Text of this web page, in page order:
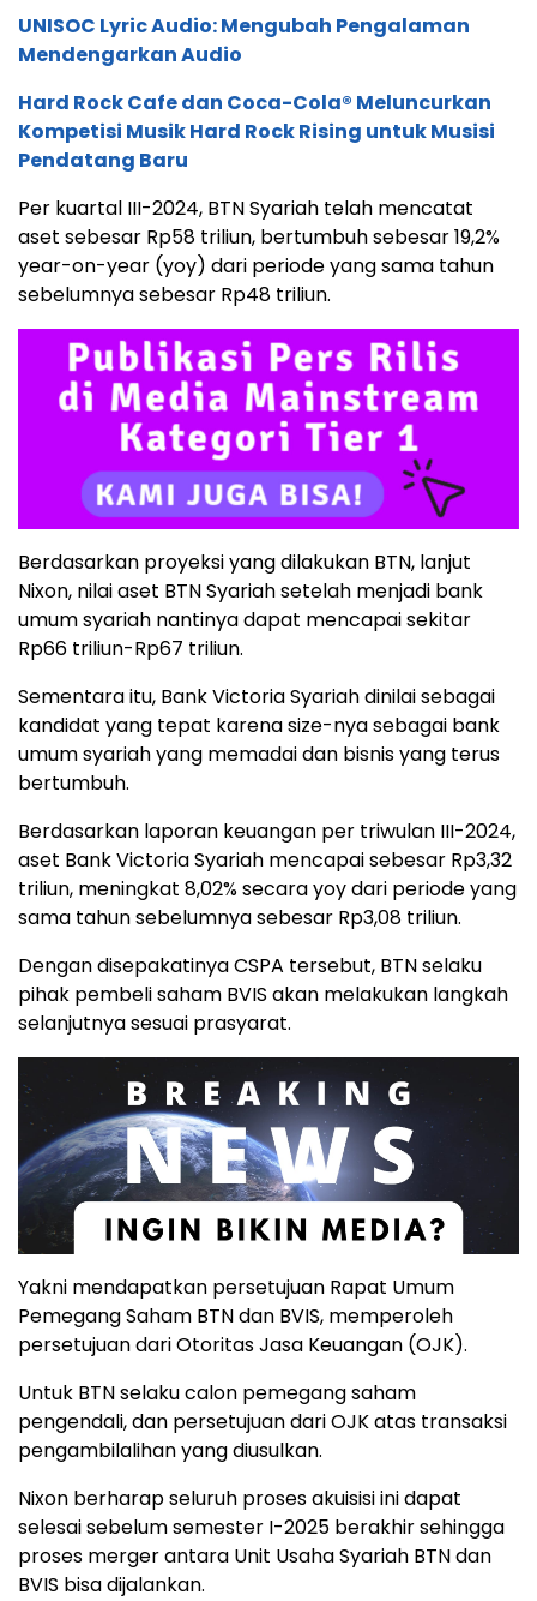
UNISOC Lyric Audio: Mengubah Pengalaman
Mendengarkan Audio
Hard Rock Cafe dan Coca-Cola® Meluncurkan
Kompetisi Musik Hard Rock Rising untuk Musisi
Pendatang Baru
Per kuartal III-2024, BTN Syariah telah mencatat
aset sebesar Rp58 triliun, bertumbuh sebesar 19,2%
year-on-year (yoy) dari periode yang sama tahun
sebelumnya sebesar Rp48 triliun.
Berdasarkan proyeksi yang dilakukan BTN, lanjut
Nixon, nilai aset BTN Syariah setelah menjadi bank
umum syariah nantinya dapat mencapai sekitar
Rp66 triliun-Rp67 triliun.
Sementara itu, Bank Victoria Syariah dinilai sebagai
kandidat yang tepat karena size-nya sebagai bank
umum syariah yang memadai dan bisnis yang terus
bertumbuh.
Berdasarkan laporan keuangan per triwulan III-2024,
aset Bank Victoria Syariah mencapai sebesar Rp3,32
triliun, meningkat 8,02% secara yoy dari periode yang
sama tahun sebelumnya sebesar Rp3,08 triliun.
Dengan disepakatinya CSPA tersebut, BTN selaku
pihak pembeli saham BVIS akan melakukan langkah
selanjutnya sesuai prasyarat.
Yakni mendapatkan persetujuan Rapat Umum
Pemegang Saham BTN dan BVIS, memperoleh
persetujuan dari Otoritas Jasa Keuangan (OJK).
Untuk BTN selaku calon pemegang saham
pengendali, dan persetujuan dari OJK atas transaksi
pengambilalihan yang diusulkan.
Nixon berharap seluruh proses akuisisi ini dapat
selesai sebelum semester I-2025 berakhir sehingga
proses merger antara Unit Usaha Syariah BTN dan
BVIS bisa dijalankan.